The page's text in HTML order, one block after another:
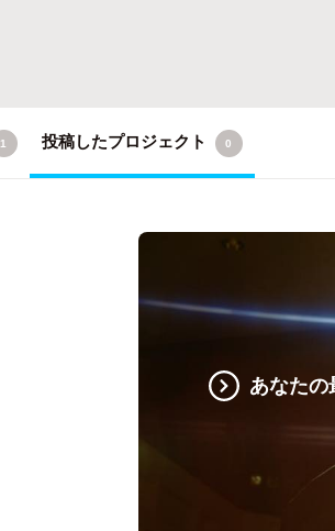
1 投稿したプロジェクト 0
あなた